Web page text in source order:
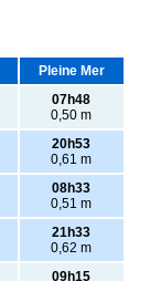
Pleine Mer
07h48
0,50 m
20h53
0,61 m
08h33
0,51 m
21h33
0,62 m
09h15